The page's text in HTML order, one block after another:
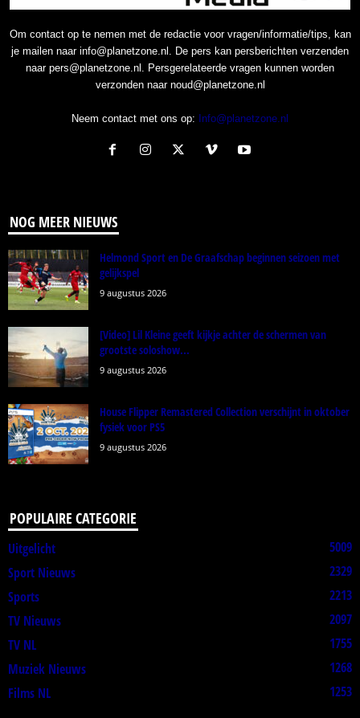
Om contact op te nemen met de redactie voor vragen/informatie/tips, kan
je mailen naar info@planetzone.nl. De pers kan persberichten verzenden
naar pers@planetzone.nl. Persgerelateerde vragen kunnen worden
verzonden naar noud@planetzone.nl
Neem contact met ons op: Info@planetzone.nl
NOG MEER NIEUWS
Helmond Sport en De Graafschap beginnen seizoen met
gelijkspel
9 augustus 2026
[Video] Lil Kleine geeft kijkje achter de schermen van
grootste soloshow...
9 augustus 2026
House Flipper Remastered Collection verschijnt in oktober
fysiek voor PS5
9 augustus 2026
POPULAIRE CATEGORIE
Uitgelicht
5009
Sport Nieuws
2329
Sports
2213
TV Nieuws
2097
TV NL
1755
Muziek Nieuws
1268
Films NL
1253